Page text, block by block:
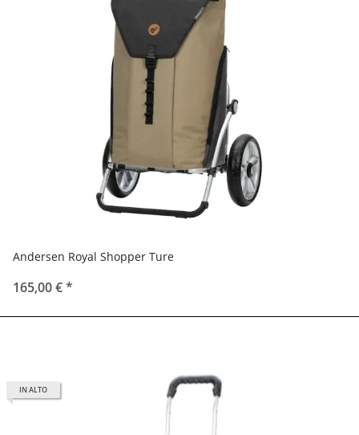
Andersen Royal Shopper Ture
165,00 €*
IN ALTO